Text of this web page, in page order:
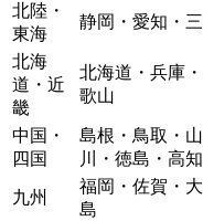
北陸・
東海
静岡・愛知・
北海
道・近
畿
北海道・兵庫
歌山
中国・
四国
島根・鳥取・
川・徳島・高知
九州
福岡・佐賀・
島